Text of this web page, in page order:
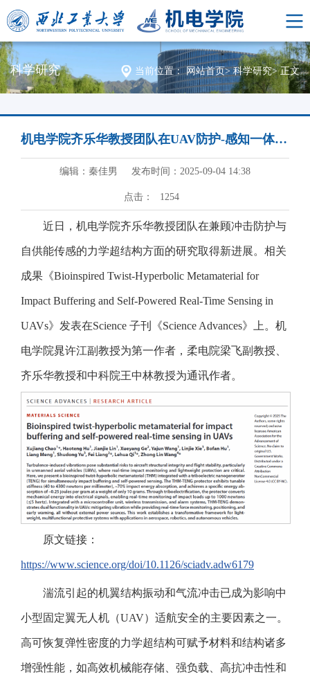
科学研究 当前位置： 网站首页> 科学研究> 正文
机电学院齐乐华教授团队在UAV防护-感知一体化力学超结构研究取得进展
编辑：秦佳男 发布时间：2025-09-04 14:38
点击： 1254
近日，机电学院齐乐华教授团队在兼顾冲击防护与
自供能传感的力学超结构方面的研究取得新进展。相关
成果《Bioinspired Twist-Hyperbolic Metamaterial for
Impact Buffering and Self-Powered Real-Time Sensing in
UAVs》发表在Science 子刊《Science Advances》上。机
电学院晁许江副教授为第一作者，柔电院梁飞副教授、
齐乐华教授和中科院王中林教授为通讯作者。
原文链接：
https://www.science.org/doi/10.1126/sciadv.adw6179
湍流引起的机翼结构振动和气流冲击已成为影响中
小型固定翼无人机（UAV）适航安全的主要因素之一。
高可恢复弹性密度的力学超结构可赋予材料和结构诸多
增强性能，如高效机械能存储、强负载、高抗冲击性和